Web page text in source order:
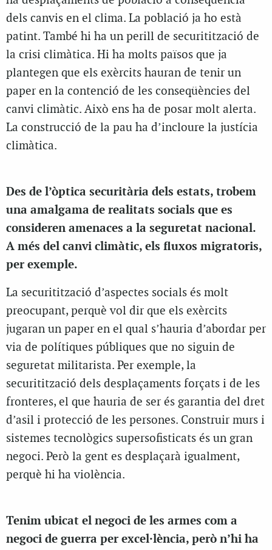
dels canvis en el clima. La població ja ho està
patint. També hi ha un perill de securitització de
la crisi climàtica. Hi ha molts països que ja
plantegen que els exèrcits hauran de tenir un
paper en la contenció de les conseqüències del
canvi climàtic. Això ens ha de posar molt alerta.
La construcció de la pau ha d’incloure la justícia
climàtica.
Des de l’òptica securitària dels estats, trobem
una amalgama de realitats socials que es
consideren amenaces a la seguretat nacional.
A més del canvi climàtic, els fluxos migratoris,
per exemple.
La securitització d’aspectes socials és molt
preocupant, perquè vol dir que els exèrcits
jugaran un paper en el qual s’hauria d’abordar per
via de polítiques públiques que no siguin de
seguretat militarista. Per exemple, la
securitització dels desplaçaments forçats i de les
fronteres, el que hauria de ser és garantia del dret
d’asil i protecció de les persones. Construir murs i
sistemes tecnològics supersofisticats és un gran
negoci. Però la gent es desplaçarà igualment,
perquè hi ha violència.
Tenim ubicat el negoci de les armes com a
negoci de guerra per excel·lència, però n’hi ha